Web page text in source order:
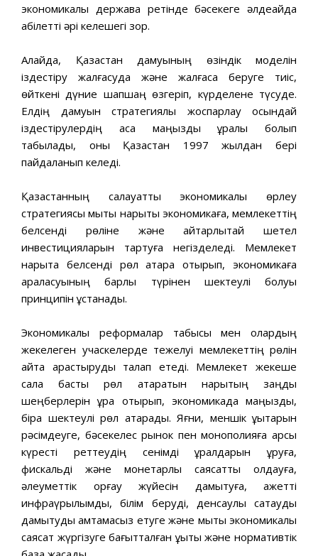
экономикалық держава ретiнде бəсекеге əлдеқайда
қабiлеттi əрi келешегi зор.
Алайда, Қазақстан дамуының өзiндiк моделiн
iздестiру жалғасуда жəне жалғаса беруге тиiс,
өйткенi дүние шапшаң өзгеріп, күрделене түсуде.
Елдің дамуын стратегиялық жоспарлау осындай
iздестiрулердiң аса маңызды құралы болып
табылады, оны Қазақстан 1997 жылдан бері
пайдаланып келеді.
Қазақстанның салауатты экономикалық өрлеу
стратегиясы мықты нарықтық экономикаға, мемлекеттің
белсенді рөліне жəне айтарлықтай шетел
инвестицияларын тартуға негізделеді. Мемлекет
нарықта белсенді рөл атқара отырып, экономикаға
араласуының барлық түрінен шектеулі болуы
принципін ұстанады.
Экономикалық реформалар табысы мен олардың
жекелеген учаскелерде тежелуі мемлекеттің рөлін
қайта қарастыруды талап етеді. Мемлекет жекеше
сала басты рөл атқаратын нарықтың заңды
шеңберлерін құра отырып, экономикада маңызды,
бірақ шектеулі рөл атқарады. Яғни, меншік құқықтарын
рəсімдеуге, бəсекелес рынок пен монополияға қарсы
күресті реттеудің сенімді құралдарын құруға,
фискальді жəне монетарлық саясатты қолдауға,
əлеуметтік қорғау жүйесін дамытуға, қажетті
инфрақүрылымды, білім беруді, денсаулық сақтауды
дамытуды қамтамасыз етуге жəне мықты экономикалық
саясат жүргізуге бағытталған құқықтық жəне нормативтік